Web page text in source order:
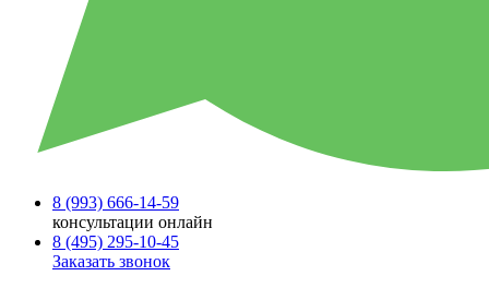
8 (993) 666-14-59
консультации онлайн
8 (495) 295-10-45
Заказать звонок